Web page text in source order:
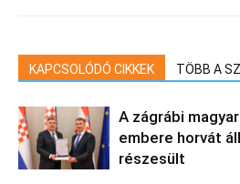
KAPCSOLÓDÓ CIKKEK TÖBB A
A zágrábi
embere horvát
részesült